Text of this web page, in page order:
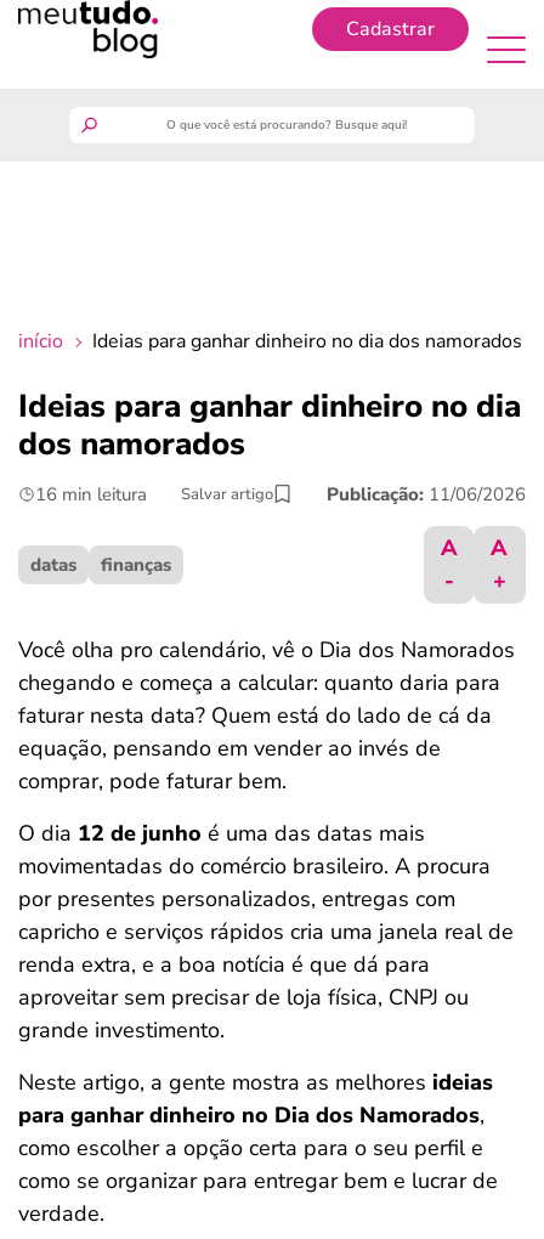
Cadastrar
crédito fácil
últimas notícias
ferramentas
início Ideias para ganhar dinheiro no dia dos namorados
Ideias para ganhar dinheiro no dia
dos namorados
16 min leitura Salvar artigo Publicação: 11/06/2026
datas finanças
A
-
A
+
Você olha pro calendário, vê o Dia dos Namorados
chegando e começa a calcular: quanto daria para
faturar nesta data? Quem está do lado de cá da
equação, pensando em vender ao invés de
comprar, pode faturar bem.
O dia 12 de junho é uma das datas mais
movimentadas do comércio brasileiro. A procura
por presentes personalizados, entregas com
capricho e serviços rápidos cria uma janela real de
renda extra, e a boa notícia é que dá para
aproveitar sem precisar de loja física, CNPJ ou
grande investimento.
Neste artigo, a gente mostra as melhores ideias
para ganhar dinheiro no Dia dos Namorados,
como escolher a opção certa para o seu perfil e
como se organizar para entregar bem e lucrar de
verdade.